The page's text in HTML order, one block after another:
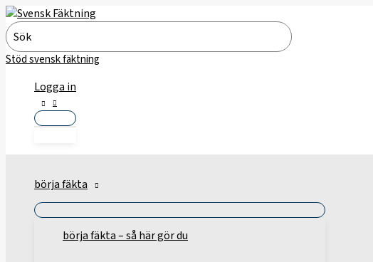
Hoppa
till
innehåll
Search
for:
Stöd svensk fäktning
Logga in
börja fäkta
börja fäkta – så här gör du